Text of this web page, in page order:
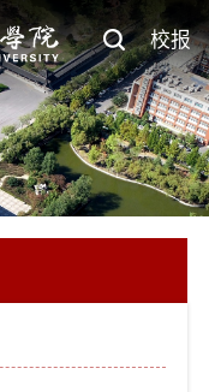
校报